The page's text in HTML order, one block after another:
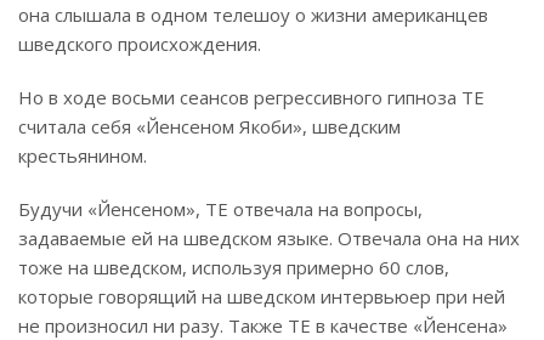
она слышала в одном телешоу о жизни американцев
шведского происхождения.
Но в ходе восьми сеансов регрессивного гипноза ТЕ
считала себя «Йенсеном Якоби», шведским
крестьянином.
Будучи «Йенсеном», ТЕ отвечала на вопросы,
задаваемые ей на шведском языке. Отвечала она на них
тоже на шведском, используя примерно 60 слов,
которые говорящий на шведском интервьюер при ней
не произносил ни разу. Также ТЕ в качестве «Йенсена»